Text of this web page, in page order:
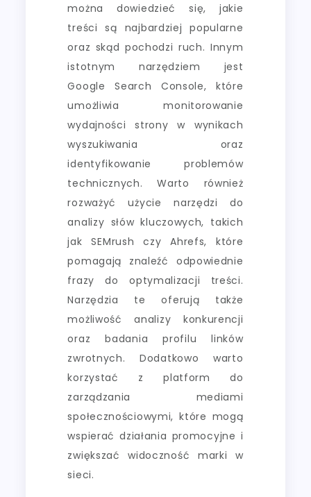
można dowiedzieć się, jakie
treści są najbardziej popularne
oraz skąd pochodzi ruch. Innym
istotnym narzędziem jest
Google Search Console, które
umożliwia monitorowanie
wydajności strony w wynikach
wyszukiwania oraz
identyfikowanie problemów
technicznych. Warto również
rozważyć użycie narzędzi do
analizy słów kluczowych, takich
jak SEMrush czy Ahrefs, które
pomagają znaleźć odpowiednie
frazy do optymalizacji treści.
Narzędzia te oferują także
możliwość analizy konkurencji
oraz badania profilu linków
zwrotnych. Dodatkowo warto
korzystać z platform do
zarządzania mediami
społecznościowymi, które mogą
wspierać działania promocyjne i
zwiększać widoczność marki w
sieci.